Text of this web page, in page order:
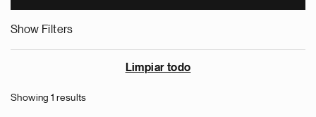
Show Filters
Limpiar todo
Showing 1 results